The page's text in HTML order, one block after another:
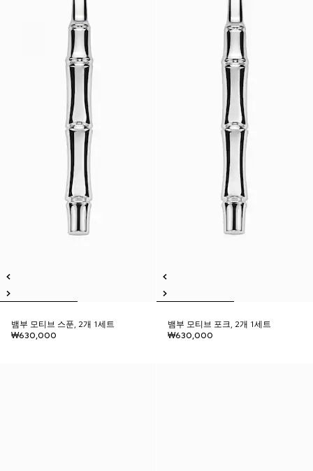
뱀부 모티브 스푼, 2개 1세트
₩630,000
뱀부 모티브 포크, 2개 1세트
₩630,000